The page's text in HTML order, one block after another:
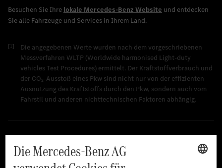
[1]
Die angegebenen Werte wurden nach dem vorgeschriebenen
Messverfahren WLTP (Worldwide harmonised Light-duty
vehicles Test Procedures) ermittelt. Der Kraftstoffverbrauch und
der CO₂-Ausstoß eines Pkw sind nicht nur von der effizienten
Ausnutzung des Kraftstoffs durch den Pkw, sondern auch vom
Fahrstil und anderen nichttechnischen Faktoren abhängig.